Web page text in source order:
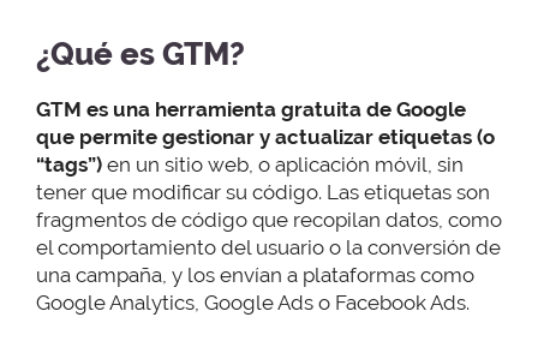
¿Qué es GTM?
GTM es una herramienta gratuita de Google
que permite gestionar y actualizar etiquetas (o
“tags”) en un sitio web, o aplicación móvil, sin
tener que modificar su código. Las etiquetas son
fragmentos de código que recopilan datos, como
el comportamiento del usuario o la conversión de
una campaña, y los envían a plataformas como
Google Analytics, Google Ads o Facebook Ads.